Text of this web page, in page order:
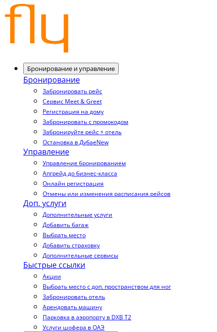
Бронирование и управление
Бронирование
Забронировать рейс
Сервис Meet & Greet
Регистрация на дому
Забронировать с промокодом
Забронируйте рейс + отель
Остановка в ДубаеNew
Управление
Управление бронированием
Апгрейд до бизнес-класса
Онлайн регистрация
Отмены или изменения расписания рейсов
Доп. услуги
Дополнительные услуги
Добавить багаж
Выбрать место
Добавить страховку
Дополнительные сервисы
Быстрые ссылки
Акции
Выбрать место с доп. пространством для ног
Забронировать отель
Арендовать машину
Парковка в аэропорту в DXB T2
Услуги шофера в ОАЭ